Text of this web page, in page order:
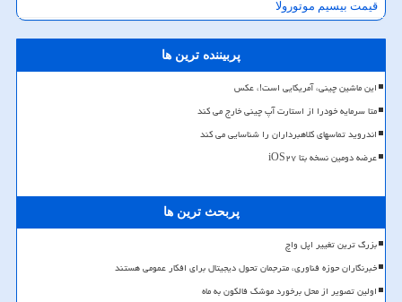
قیمت بیسیم موتورولا
پربیننده ترین ها
این ماشین چینی، آمریکایی است!، عکس
متا سرمایه خودرا از استارت آپ چینی خارج می کند
اندروید تماسهای کلاهبرداران را شناسایی می کند
عرضه دومین نسخه بتا iOS۲۷
پربحث ترین ها
بزرگ ترین تغییر اپل واچ
خبرنگاران حوزه فناوری، مترجمان تحول دیجیتال برای افکار عمومی هستند
اولین تصویر از محل برخورد موشک فالکون به ماه